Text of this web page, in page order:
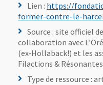
Lien : https://
former-contre-le-
Source : site officiel
collaboration avec
(ex‑Hollaback!) et les
Filactions &
Type de ressource :